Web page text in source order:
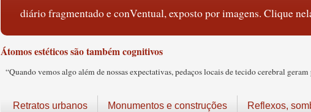
diário fragmentado e conVentual, exposto por imagens. Clique
Átomos estéticos são também cognitivos
“Quando vemos algo além de nossas expectativas, pedaços locais de tecido cerebral
Retratos urbanos Monumentos e construções Reflexos,